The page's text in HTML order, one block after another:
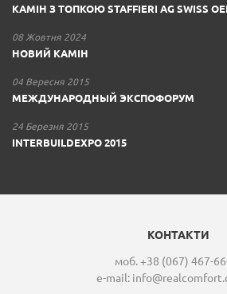
КАМІН З ТОПКОЮ STAFFIERI AG SWISS
08 Жовтня 2024
НОВИЙ КАМІН
04 Вересня 2015
МЕЖДУНАРОДНЫЙ ЭКСПОФОРУМ
24 Березня 2015
INTERBUILDEXPO 2015
КОНТАКТИ
моб. +38 (067) 467-
e-mail: